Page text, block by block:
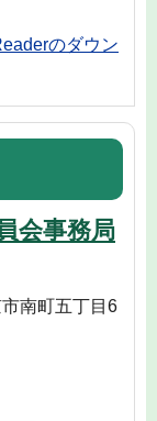
のダウン
会事務局
南町五丁目6